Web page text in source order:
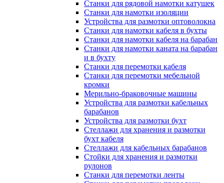
Станки для рядовой намотки катушек
Станки для намотки изоляции
Устройства для размотки оптоволокна
Станки для намотки кабеля в бухты
Станки для намотки кабеля на барабан
Станки для намотки каната на барабан
и в бухту
Станки для перемотки кабеля
Станки для перемотки мебельной
кромки
Мерильно-браковочные машины
Устройства для размотки кабельных
барабанов
Устройства для размотки бухт
Стеллажи для хранения и размотки
бухт кабеля
Стеллажи для кабельных барабанов
Стойки для хранения и размотки
рулонов
Станки для перемотки ленты